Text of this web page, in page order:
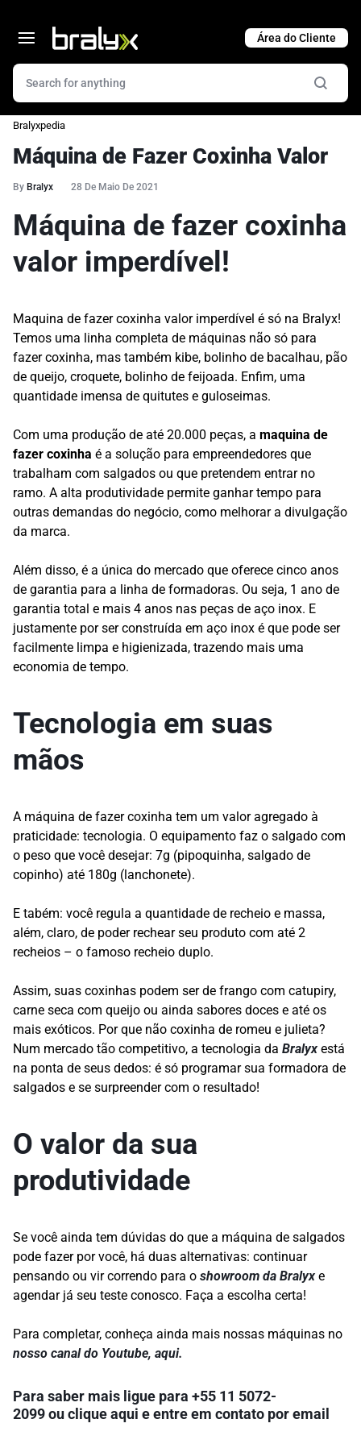
Bralyxpedia
Máquina de Fazer Coxinha Valor
By Bralyx 28 De Maio De 2021
Máquina de fazer coxinha
valor imperdível!
Maquina de fazer coxinha valor imperdível é só na Bralyx!
Temos uma linha completa de máquinas não só para
fazer coxinha, mas também kibe, bolinho de bacalhau, pão
de queijo, croquete, bolinho de feijoada. Enfim, uma
quantidade imensa de quitutes e guloseimas.
Com uma produção de até 20.000 peças, a maquina de
fazer coxinha é a solução para empreendedores que
trabalham com salgados ou que pretendem entrar no
ramo. A alta produtividade permite ganhar tempo para
outras demandas do negócio, como melhorar a divulgação
da marca.
Além disso, é a única do mercado que oferece cinco anos
de garantia para a linha de formadoras. Ou seja, 1 ano de
garantia total e mais 4 anos nas peças de aço inox. E
justamente por ser construída em aço inox é que pode ser
facilmente limpa e higienizada, trazendo mais uma
economia de tempo.
Tecnologia em suas
mãos
A máquina de fazer coxinha tem um valor agregado à
praticidade: tecnologia. O equipamento faz o salgado com
o peso que você desejar: 7g (pipoquinha, salgado de
copinho) até 180g (lanchonete).
E tabém: você regula a quantidade de recheio e massa,
além, claro, de poder rechear seu produto com até 2
recheios – o famoso recheio duplo.
Assim, suas coxinhas podem ser de frango com catupiry,
carne seca com queijo ou ainda sabores doces e até os
mais exóticos. Por que não coxinha de romeu e julieta?
Num mercado tão competitivo, a tecnologia da Bralyx está
na ponta de seus dedos: é só programar sua formadora de
salgados e se surpreender com o resultado!
O valor da sua
produtividade
Se você ainda tem dúvidas do que a máquina de salgados
pode fazer por você, há duas alternativas: continuar
pensando ou vir correndo para o showroom da Bralyx e
agendar já seu teste conosco. Faça a escolha certa!
Para completar, conheça ainda mais nossas máquinas no
nosso canal do Youtube, aqui.
Para saber mais l igue para +55 11 5072-
2099ouclique aqui e entre em contato por email